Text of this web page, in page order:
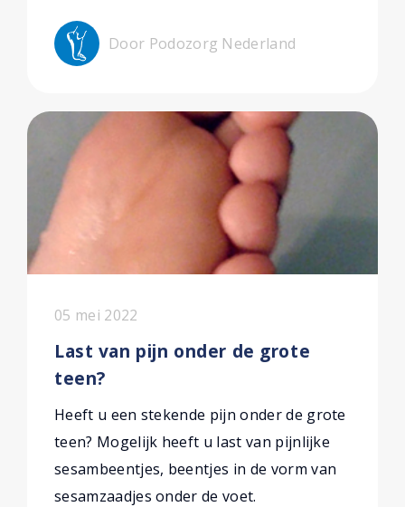
Door Podozorg Nederland
05 mei 2022
Last van pijn onder de grote
teen?
Heeft u een stekende pijn onder de grote
teen? Mogelijk heeft u last van pijnlijke
sesambeentjes, beentjes in de vorm van
sesamzaadjes onder de voet.